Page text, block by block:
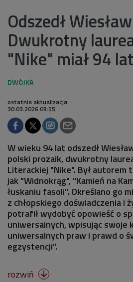
Odszedł
Dwukrotny
"Nike" miał 94
ostatnia aktualizacja:
30.03.2026 09:55
W wieku 94 lat odszedł
polski prozaik, dwukrotny
Literackiej "Nike". Był autorem
jak "Widnokrąg", "Kamień na
łuskaniu fasoli". Określano go
z chłopskiego doświadczenia i
potrafił wydobyć opowieść o
uniwersalnych, wpisując swoje
uniwersalnych praw i prawd o
egzystencji".
rozwiń 